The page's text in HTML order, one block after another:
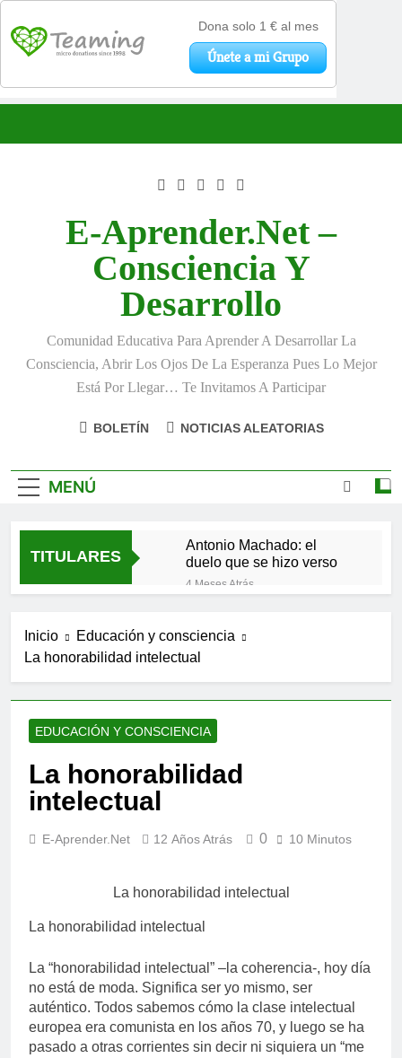
E-Aprender.net –
Consciencia Y
Desarrollo
Comunidad Educativa Para Aprender A Desarrollar La
Consciencia, Abrir Los Ojos De La Esperanza Pues Lo Mejor
Está Por Llegar… Te Invitamos A Participar
BOLETÍN NOTICIAS ALEATORIAS
MENÚ
TITULARES
Antonio Machado: el
duelo que se hizo verso
4 Meses Atrás
4 Meses Atrás
🌸 La fuerza olvidada de
la ternura
9 Meses Atrás
«La kinesina y la felicidad:
cómo una proteína
9 Meses Atrás
Las estacas invisibles:
poder
Espiritualidad integral:
Inicio
Educación y consciencia
La honorabilidad intelectual
EDUCACIÓN Y CONSCIENCIA
La honorabilidad
intelectual
E-Aprender.net 12 Años Atrás 0 10 Minutos
La honorabilidad intelectual
La honorabilidad intelectual
La “honorabilidad intelectual” –la coherencia-, hoy día
no está de moda. Significa ser yo mismo, ser
auténtico. Todos sabemos cómo la clase intelectual
europea era comunista en los años 70, y luego se ha
pasado a otras corrientes sin decir ni siquiera un “me